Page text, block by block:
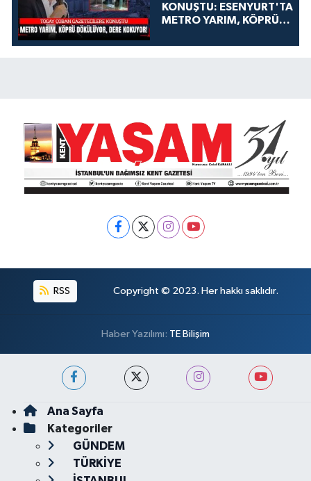
KONUŞTU: ESENYURT'TA
METRO YARIM, KÖPRÜ
KOKUYOR!
RSS Copyright © 2023. Her hakkı saklıdır.
Haber Yazılımı: TE Bilişim
Ana Sayfa
Kategoriler
GÜNDEM
TÜRKİYE